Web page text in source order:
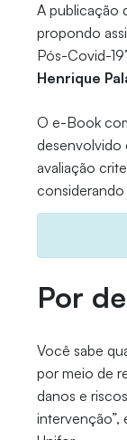
A publicação
propondo
Pós-Covid-
Henrique
O e-Book
desenvolvido
avaliação
considerando
Por
Você sabe
por meio de
danos e
intervenção”,